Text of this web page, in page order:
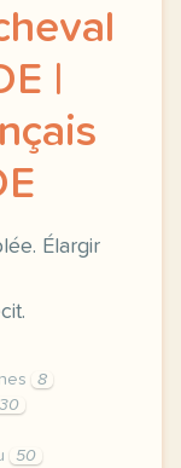
|
Élargir
8
50